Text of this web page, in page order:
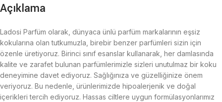
Açıklama
Ladosi Parfüm olarak, dünyaca ünlü parfüm markalarının eşsiz
kokularına olan tutkumuzla, birebir benzer parfümleri sizin için
özenle üretiyoruz. Birinci sınıf esanslar kullanarak, her damlasında
kalite ve zarafet bulunan parfümlerimizle sizleri unutulmaz bir koku
deneyimine davet ediyoruz. Sağlığınıza ve güzelliğinize önem
veriyoruz. Bu nedenle, ürünlerimizde hipoalerjenik ve doğal
içerikleri tercih ediyoruz. Hassas ciltlere uygun formülasyonlarımız